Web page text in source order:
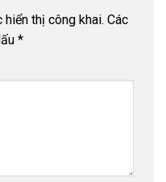
thị công khai. Các
*